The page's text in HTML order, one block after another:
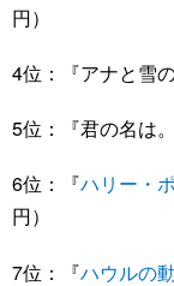
円）
4位：『アナと雪
5位：『君の名は
6位：『ハリー・
円）
7位：『ハウルの